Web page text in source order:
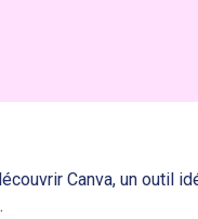
Canva, un outil